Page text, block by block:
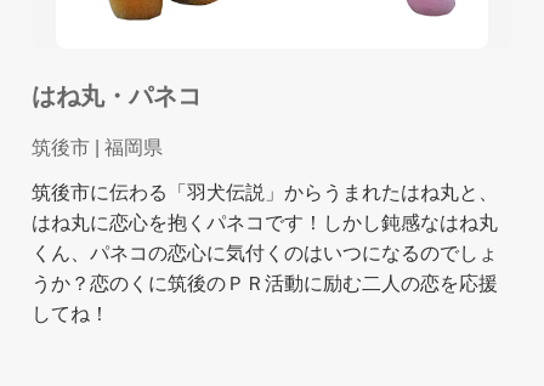
はね丸・パネコ
筑後市 | 福岡県
筑後市に伝わる「羽犬伝説」からうまれたはね丸と、
はね丸に恋心を抱くパネコです！しかし鈍感なはね丸
くん、パネコの恋心に気付くのはいつになるのでしょ
うか？恋のくに筑後のＰＲ活動に励む二人の恋を応援
してね！